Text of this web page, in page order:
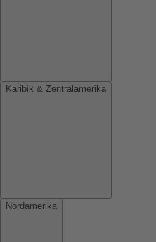
Karibik & Zentralamerika
Nordamerika